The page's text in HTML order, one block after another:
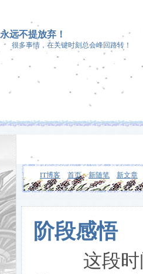
永远不提放弃！
很多事情，在关键时刻总会峰回路转！
IT博客 首页 新随笔 新文章
阶段感悟
这段时间